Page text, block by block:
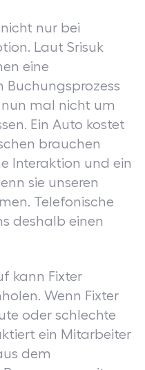
nur bei
Laut Srisuk
eine
Buchungsprozess
nun mal nicht um
Ein Auto kostet
brauchen
Interaktion und ein
sie unseren
Telefonische
deshalb einen
kann Fixter
Wenn Fixter
oder schlechte
ein Mitarbeiter
dem